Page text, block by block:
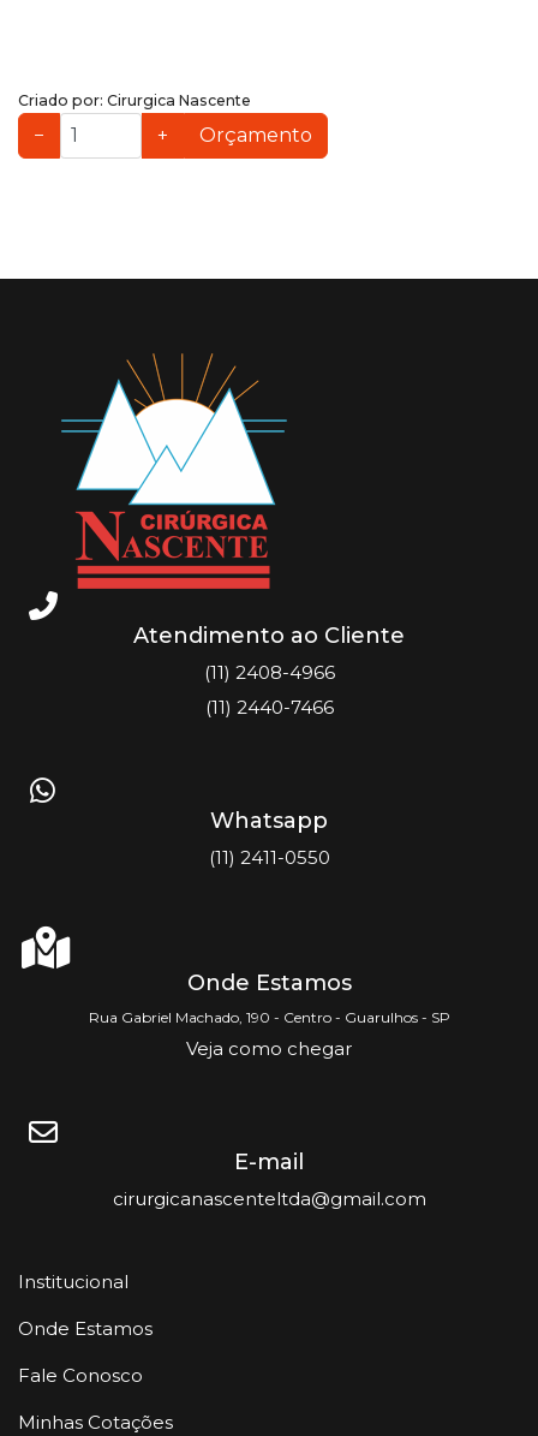
Criado por: Cirurgica Nascente
− + Orçamento
Atendimento ao Cliente
(11) 2408-4966
(11) 2440-7466
Whatsapp
(11) 2411-0550
Onde Estamos
Rua Gabriel Machado, 190 - Centro - Guarulhos - SP
Veja como chegar
E-mail
cirurgicanascenteltda@gmail.com
Institucional
Onde Estamos
Fale Conosco
Minhas Cotações